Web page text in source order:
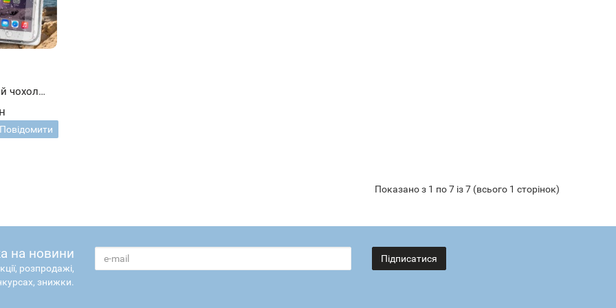
чохол
Bag
Повідомити
Показано з 1 по 7 із 7 (всього 1 сторінок)
на новини
розпродажі,
знижки.
Підписатися